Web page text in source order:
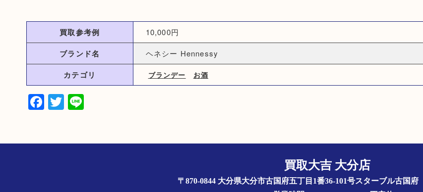
買取参考例 10,000円
ブランド名 ヘネシー Hennessy
カテゴリ ブランデー お酒
Facebook
Twitter
Line
買取大吉 大分店
〒870-0844 大分県大分市古国府五丁目1番36-101号スターブル古国府